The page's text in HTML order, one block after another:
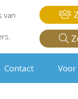
van
Contact